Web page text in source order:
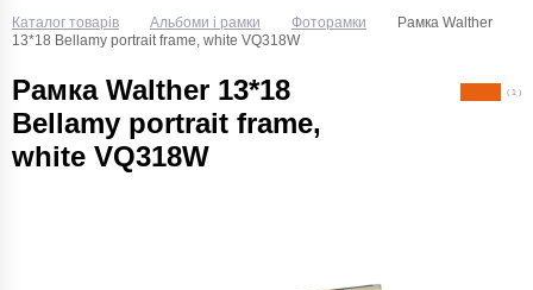
Каталог товарів Альбоми і рамки Фоторамки
Рамка Walther
13*18 Bellamy portrait frame, white VQ318W
Рамка Walther 13*18
Bellamy portrait frame,
white VQ318W
( 1 )